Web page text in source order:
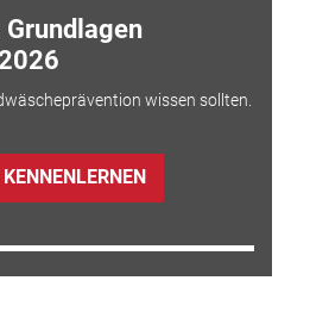
wissen sollten.